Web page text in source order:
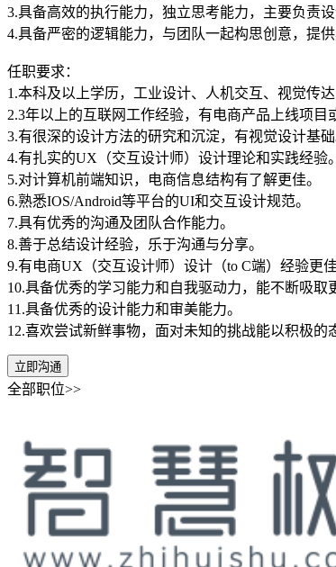
3.具备高效的执行能力，独立思考能力，主要负责
4.具备严密的逻辑能力，与团队一起构思创意，提
任职要求：
1.本科及以上学历，工业设计、人机交互、视觉传
2.3年以上的互联网工作经验，有电商产品上线项目
3.有很深的设计方法的研究和沉淀，有视觉设计基础
4.有扎实的UX（交互设计师）设计理论和实践经验。
5.对计算机前端知识，电商信息结构有了解更佳。
6.熟悉IOS/Android等平台的UI和交互设计规范。
7.具有优秀的沟通及团队合作能力。
8.善于总结设计经验，乐于沟通与分享。
9.有电商UX（交互设计师）设计（to C端）经验更佳
10.具备优秀的学习能力和自我驱动力，能不断吸
11.具备优秀的设计能力和审美能力。
12.喜欢尝试新鲜事物，面对未知的挑战能以积极的
立即沟通
全部职位>>